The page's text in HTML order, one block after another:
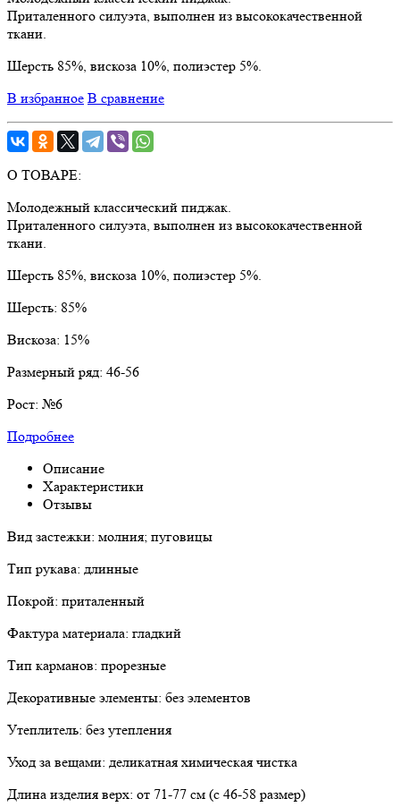
Приталенного силуэта, выполнен из высококачественной
ткани.
Шерсть 85%, вискоза 10%, полиэстер 5%.
В избранное В сравнение
О ТОВАРЕ:
Молодежный классический пиджак.
Приталенного силуэта, выполнен из высококачественной
ткани.
Шерсть 85%, вискоза 10%, полиэстер 5%.
Шерсть: 85%
Вискоза: 15%
Размерный ряд: 46-56
Рост: №6
Подробнее
Описание
Характеристики
Отзывы
Вид застежки: молния; пуговицы
Тип рукава: длинные
Покрой: приталенный
Фактура материала: гладкий
Тип карманов: прорезные
Декоративные элементы: без элементов
Утеплитель: без утепления
Уход за вещами: деликатная химическая чистка
Длина изделия верх: от 71-77 см (с 46-58 размер)